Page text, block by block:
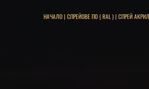
НАЧАЛО|СПРЕЙОВЕ ПО ( RAL )|СПРЕЙ